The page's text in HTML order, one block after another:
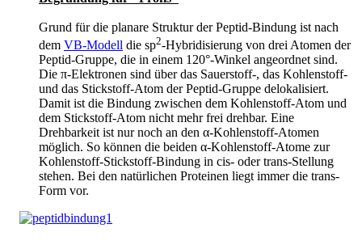
Grund für die planare Struktur der Peptid-Bindung ist nach
dem VB-Modell die sp2-Hybridisierung von drei Atomen der
Peptid-Gruppe, die in einem 120°-Winkel angeordnet sind.
Die π-Elektronen sind über das Sauerstoff-, das Kohlenstoff-
und das Stickstoff-Atom der Peptid-Gruppe delokalisiert.
Damit ist die Bindung zwischen dem Kohlenstoff-Atom und
dem Stickstoff-Atom nicht mehr frei drehbar. Eine
Drehbarkeit ist nur noch an den α-Kohlenstoff-Atomen
möglich. So können die beiden α-Kohlenstoff-Atome zur
Kohlenstoff-Stickstoff-Bindung in cis- odertrans-Stellung
stehen. Bei den natürlichen Proteinen liegt immer die trans-
Form vor.